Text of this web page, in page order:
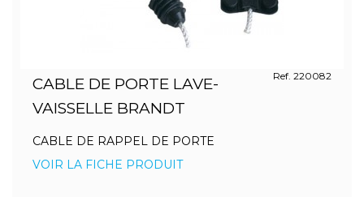
CABLE DE PORTE LAVE-
VAISSELLE BRANDT
Ref. 220082
CABLE DE RAPPEL DE PORTE
VOIR LA FICHE PRODUIT